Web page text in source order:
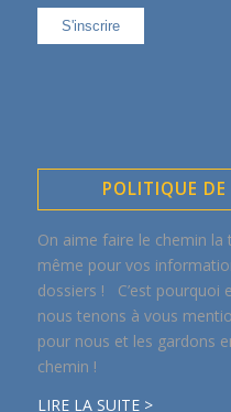
POLITIQUE
On aime faire le chemin
même pour vos
dossiers ! C’est pourquoi
nous tenons à vous
pour nous et les gardons
chemin !
LIRE LA SUITE >